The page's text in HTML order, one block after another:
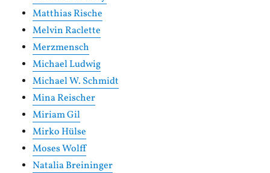
Matthias Rische
Melvin Raclette
Merzmensch
Michael Ludwig
Michael W. Schmidt
Mina Reischer
Miriam Gil
Mirko Hülse
Moses Wolff
Natalia Breininger